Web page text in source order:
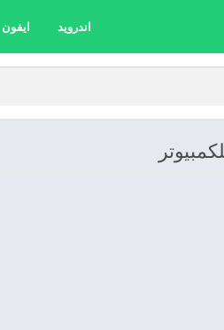
اندرويد ايفون